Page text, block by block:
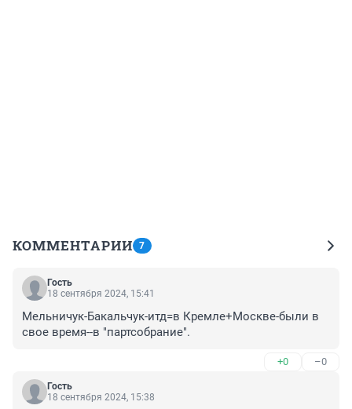
КОММЕНТАРИИ 7
Гость
18 сентября 2024, 15:41
Мельничук-Бакальчук-итд=в Кремле+Москве-были в
свое время--в "партсобрание".
+0 –0
Гость
18 сентября 2024, 15:38